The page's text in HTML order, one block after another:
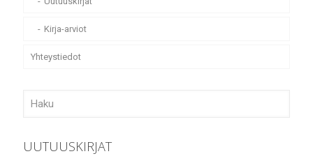
Kirja-arviot
Yhteystiedot
UUTUUSKIRJAT